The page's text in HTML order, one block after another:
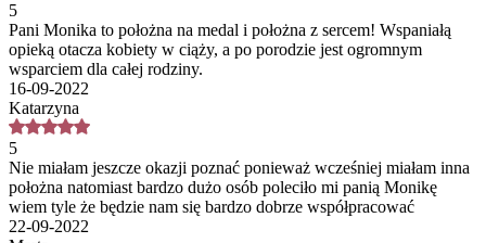
5
Pani Monika to położna na medal i położna z sercem! Wspaniałą
opieką otacza kobiety w ciąży, a po porodzie jest ogromnym
wsparciem dla całej rodziny.
16-09-2022
Katarzyna
5
Nie miałam jeszcze okazji poznać ponieważ wcześniej miałam inna
położna natomiast bardzo dużo osób poleciło mi panią Monikę
wiem tyle że będzie nam się bardzo dobrze współpracować
22-09-2022